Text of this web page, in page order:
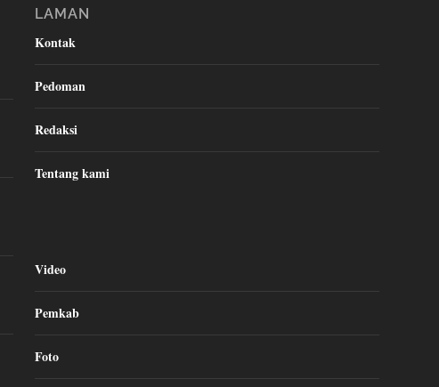
LAMAN
Kontak
Pedoman
Redaksi
Tentang kami
Video
Pemkab
Foto